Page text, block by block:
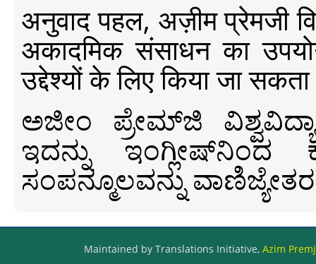
अनुवाद पहल, अज़ीम प्रेमजी
अकादमिक संसाधन का
उद्देश्यों के लिए किया जा
ಅಜೀಂ ಪ್ರೇಮ್‍ಜಿ
ಇದನ್ನು ಇಂಗ್ಲೀಷ್‍ನಿಂದ
ಸಂಪನ್ಮೂಲವನ್ನು
Maintained by Translations Initiative, Azim